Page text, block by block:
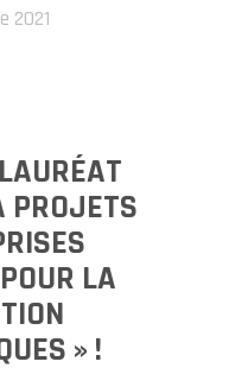
2021
PROJETS
LA
» !